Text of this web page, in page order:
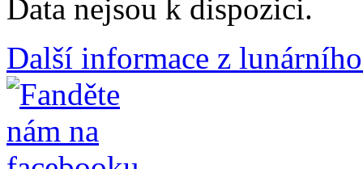
Data nejsou k dispozici.
Další informace z